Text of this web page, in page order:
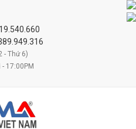
- Thứ 6)
- 17:00PM